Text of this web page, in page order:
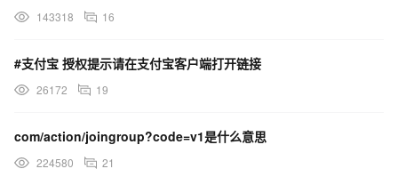
143318 16
#支付宝 授权提示请在支付宝客户端打开链接
26172 19
com/action/joingroup?code=v1是什么意思
224580 21